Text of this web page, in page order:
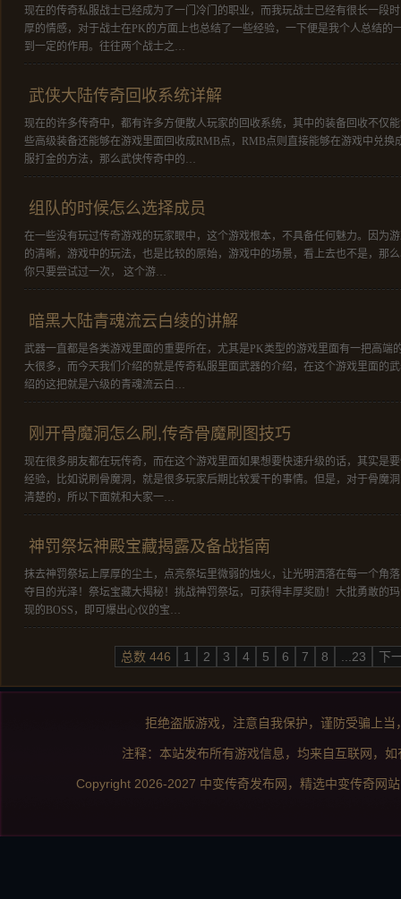
现在的传奇私服战士已经成为了一门冷门的职业，而我玩战士已经有很长一段
厚的情感，对于战士在PK的方面上也总结了一些经验，一下便是我个人总结的
到一定的作用。往往两个战士之…
武侠大陆传奇回收系统详解
现在的许多传奇中，都有许多方便散人玩家的回收系统，其中的装备回收不仅
些高级装备还能够在游戏里面回收成RMB点，RMB点则直接能够在游戏中兑换
服打金的方法，那么武侠传奇中的…
组队的时候怎么选择成员
在一些没有玩过传奇游戏的玩家眼中，这个游戏根本，不具备任何魅力。因为
的清晰，游戏中的玩法，也是比较的原始，游戏中的场景，看上去也不是，那
你只要尝试过一次， 这个游…
暗黑大陆青魂流云白绫的讲解
武器一直都是各类游戏里面的重要所在，尤其是PK类型的游戏里面有一把高端
大很多，而今天我们介绍的就是传奇私服里面武器的介绍，在这个游戏里面的
绍的这把就是六级的青魂流云白…
刚开骨魔洞怎么刷,传奇骨魔刷图技巧
现在很多朋友都在玩传奇，而在这个游戏里面如果想要快速升级的话，其实是
经验，比如说刷骨魔洞，就是很多玩家后期比较爱干的事情。但是，对于骨魔
清楚的，所以下面就和大家一…
神罚祭坛神殿宝藏揭露及备战指南
抹去神罚祭坛上厚厚的尘土，点亮祭坛里微弱的烛火，让光明洒落在每一个角
夺目的光泽！祭坛宝藏大揭秘！挑战神罚祭坛，可获得丰厚奖励！大批勇敢的
现的BOSS，即可爆出心仪的宝…
总数 446 1 2 3 4 5 6 7 8 ...23 下
拒绝盗版游戏，注意自我保护，谨防受骗上
注释：本站发布所有游戏信息，均来自互联网，
Copyright 2026-2027 中变传奇发布网 ，精选中变传奇网站